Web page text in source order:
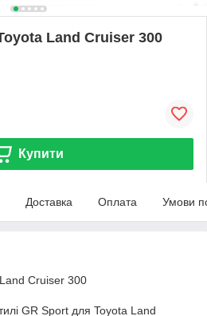
Land Cruiser 300
Купити
Доставка Оплата Умови
Cruiser 300
GR Sport для Toyota Land